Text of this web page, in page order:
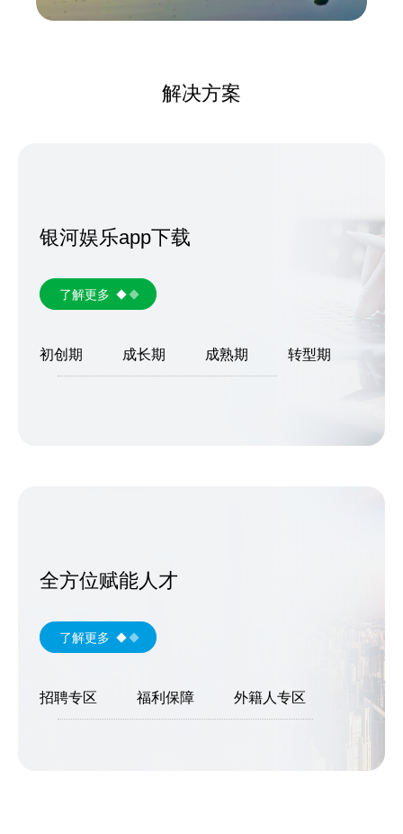
解决方案
银河娱乐app下载
了解更多
初创期 成长期 成熟期 转型期
全方位赋能人才
了解更多
招聘专区 福利保障 外籍人专区